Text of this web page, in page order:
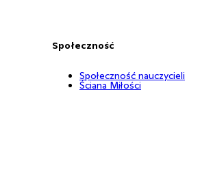
Społeczność
Społeczność nauczycieli
Ściana Miłości